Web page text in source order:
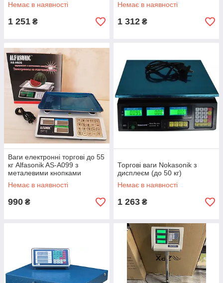
Немає в наявності
1 251 ₴
Немає в наявності
1 312 ₴
Ваги електронні торгові до 55
кг Alfasonik AS-A099 з
металевими кнопками
Немає в наявності
990 ₴
Торгові ваги Nokasonik з
дисплеєм (до 50 кг)
Немає в наявності
1 263 ₴